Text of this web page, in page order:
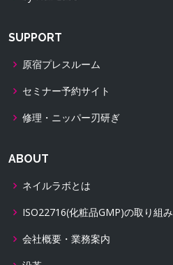
SUPPORT
原宿プレスルーム
セミナー予約サイト
修理・ニッパー刃研ぎ
ABOUT
ネイルラボとは
ISO22716(化粧品GMP)の取り組み
会社概要・業務案内